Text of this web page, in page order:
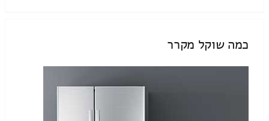
כמה שוקל מקרר